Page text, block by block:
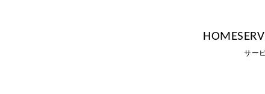
HOME
サー